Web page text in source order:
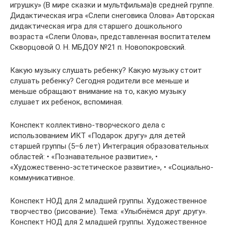
игрушку» (В мире сказки и мультфильма)в средней группе.
Дидактическая игра «Слепи снеговика Олова» Авторская
дидактическая игра для старшего дошкольного
возраста «Слепи Олова», представленная воспитателем
Скворцовой О. Н. МБДОУ №21 п. Новопокровский.
Какую музыку слушать ребенку? Какую музыку стоит
слушать ребенку? Сегодня родители все меньше и
меньше обращают внимание на то, какую музыку
слушает их ребенок, вспоминая.
Конспект коллективно-творческого дела с
использованием ИКТ «Подарок другу» для детей
старшей группы (5–6 лет) Интеграция образовательных
областей: • «Познавательное развитие», •
«Художественно-эстетическое развитие», • «Социально-
коммуникативное.
Конспект НОД для 2 младшей группы. Художественное
творчество (рисование). Тема: «Улыбнёмся друг другу».
Конспект НОД для 2 младшей группы. Художественное